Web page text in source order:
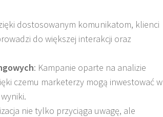
dostosowanym komunikatom, klienci
do większej interakcji oraz
: Kampanie oparte na analizie
czemu marketerzy mogą inwestować w
nie tylko przyciąga uwagę, ale